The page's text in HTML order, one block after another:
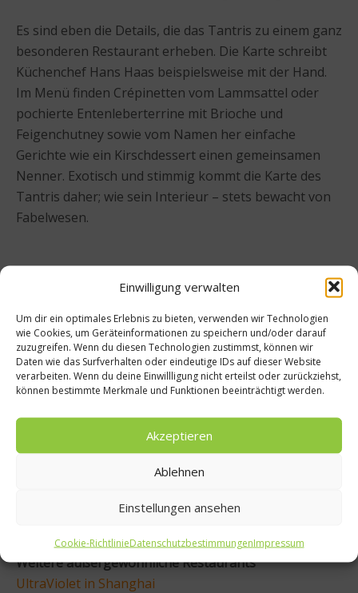
Einwilligung verwalten
Um dir ein optimales Erlebnis zu bieten, verwenden wir Technologien
wie Cookies, um Geräteinformationen zu speichern und/oder darauf
zuzugreifen. Wenn du diesen Technologien zustimmst, können wir
Daten wie das Surfverhalten oder eindeutige IDs auf dieser Website
verarbeiten. Wenn du deine Einwillligung nicht erteilst oder zurückziehst,
können bestimmte Merkmale und Funktionen beeinträchtigt werden.
Akzeptieren
Ablehnen
Einstellungen ansehen
Cookie-RichtlinieDatenschutzbestimmungenImpressum
Es sind eben die Details, die das Tantris zu einem ganz
besonderen Restaurant erheben. Die Karte schreibt
Küchenchef Hans Haas beispielsweise mit der Hand.
Im Menü finden Crépinetten vom Lammsattel oder
pochierte Entenleberterrine mit Brioche und
Feigenchutney sowie vom Namen her einfache
Gerichte wie ein Kirschdessert einen gemeinsamen
Nenner. Exotisch und stimmig kommt die Karte des
Tantris daher; wie sein Interieur – stets bewacht von
Fabelwesen.
Weitere außergewöhnliche Restaurants
UltraViolet in Shanghai